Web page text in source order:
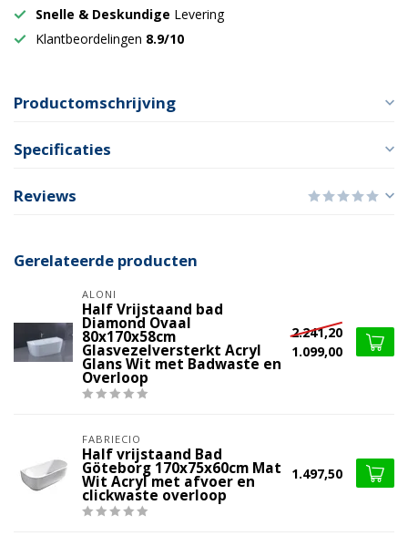
Snelle & Deskundige Levering
Klantbeordelingen 8.9/10
Productomschrijving
Specificaties
Reviews
Gerelateerde producten
ALONI
Half Vrijstaand bad
Diamond Ovaal
80x170x58cm
Glasvezelversterkt Acryl
Glans Wit met Badwaste en
Overloop
2.241,20
1.099,00
FABRIECIO
Half vrijstaand Bad
Göteborg 170x75x60cm Mat
Wit Acryl met afvoer en
clickwaste overloop
1.497,50